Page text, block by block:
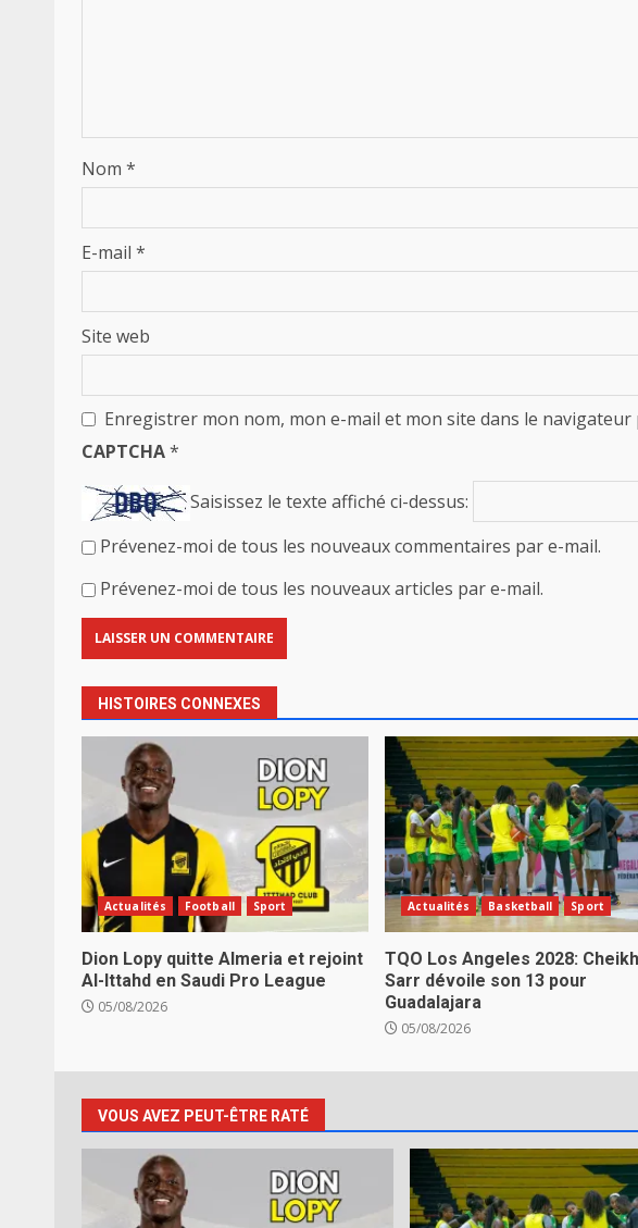
Nom *
E-mail *
Site web
Enregistrer mon nom, mon e-mail et mon site dans le
CAPTCHA*
Saisissez le texte affiché ci-dessus:
Prévenez-moi de tous les nouveaux commentaires par e-mail.
Prévenez-moi de tous les nouveaux articles par e-mail.
HISTOIRES CONNEXES
Actualités Football Sport
Dion Lopy quitte Almeria et rejoint
Al-Ittahd en Saudi Pro League
05/08/2026
Actualités Basketball Sport
TQO Los Angeles 2028: Cheikh
Sarr dévoile son 13 pour
Guadalajara
05/08/2026
VOUS AVEZ PEUT-ÊTRE RATÉ